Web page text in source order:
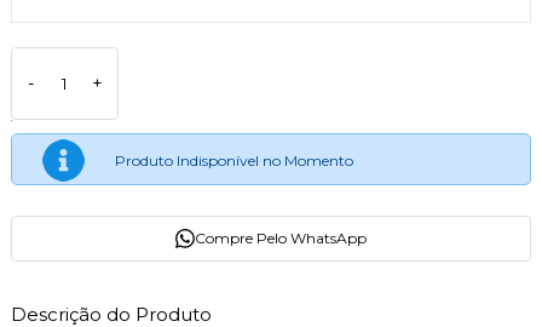
- +
Produto Indisponível no Momento
Compre Pelo WhatsApp
Descrição do Produto